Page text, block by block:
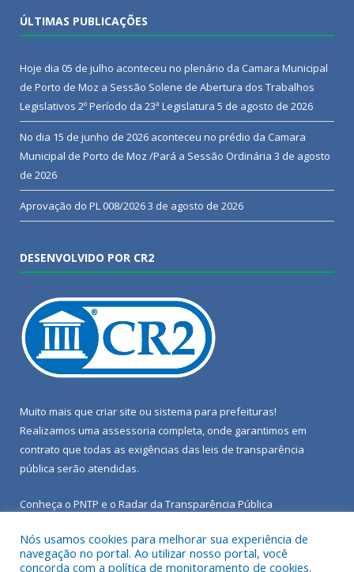
ÚLTIMAS PUBLICAÇÕES
Hoje dia 05 de julho aconteceu no plenário da Camara Municipal
de Porto de Moz a Sessão Solene de Abertura dos Trabalhos
Legislativos 2º Período da 23ª Legislatura 5 de agosto de 2026
No dia 15 de junho de 2026 aconteceu no prédio da Camara
Municipal de Porto de Moz /Pará a Sessão Ordinária 3 de agosto
de 2026
Aprovação do PL 008/20263 de agosto de 2026
DESENVOLVIDO POR CR2
Muito mais que criar site ou sistema para prefeituras!
Realizamos uma assessoria completa, onde garantimos em
contrato que todas as exigências das leis de transparência
pública serão atendidas.
Conheça o PNTP e o Radar da Transparência Pública
Nós usamos cookies para melhorar sua experiência de
navegação no portal. Ao utilizar nosso portal, você
concorda com a política de monitoramento de cookies.